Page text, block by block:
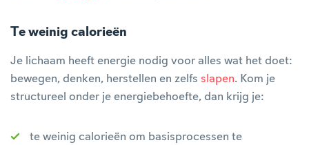
Te weinig calorieën
Je lichaam heeft energie nodig voor alles wat het doet:
bewegen, denken, herstellen en zelfs slapen. Kom je
structureel onder je energiebehoefte, dan krijg je:
te weinig calorieën om basisprocessen te